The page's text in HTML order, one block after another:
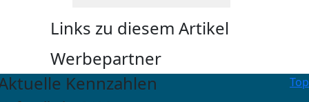
Links zu diesem Artikel
Werbepartner
Top
Kennzahlen